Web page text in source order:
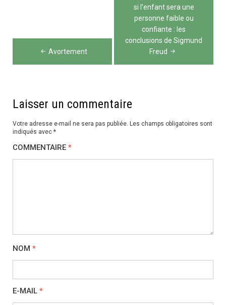
Avortement
si l’enfant sera une
personne faible ou
confiante : les
conclusions de Sigmund
Freud
Laisser un commentaire
Votre adresse e-mail ne sera pas publiée. Les champs obligatoires sont
indiqués avec *
COMMENTAIRE *
NOM *
E-MAIL *